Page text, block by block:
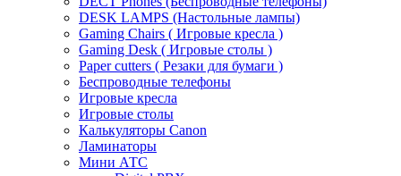
DESK LAMPS (Настольные лампы)
Gaming Chairs ( Игровые кресла )
Gaming Desk ( Игровые столы )
Paper cutters ( Резаки для бумаги )
Беспроводные телефоны
Игровые кресла
Игровые столы
Калькуляторы Canon
Ламинаторы
Мини АТС